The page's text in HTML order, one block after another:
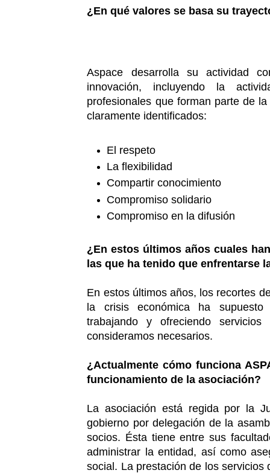
¿En qué valores se basa su
Aspace desarrolla su actividad
innovación, incluyendo la
profesionales que forman parte de
claramente identificados:
El respeto
La flexibilidad
Compartir conocimiento
Compromiso solidario
Compromiso en la difusión
¿En estos últimos años cuales
las que ha tenido que enfrentarse
En estos últimos años, los recortes
la crisis económica ha
trabajando y ofreciendo
consideramos necesarios.
¿Actualmente cómo funciona
funcionamiento de la asociación?
La asociación está regida por la
gobierno por delegación de la
socios. Ésta tiene entre sus
administrar la entidad, así como
social. La prestación de los